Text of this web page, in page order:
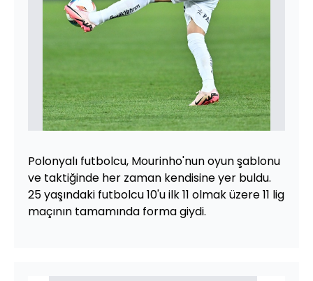
Polonyalı futbolcu, Mourinho'nun oyun şablonu
ve taktiğinde her zaman kendisine yer buldu.
25 yaşındaki futbolcu 10'u ilk 11 olmak üzere 11 lig
maçının tamamında forma giydi.